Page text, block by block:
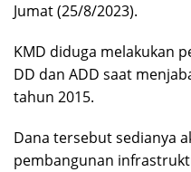
Jumat (25/8/2023).
KMD diduga melakukan
DD dan ADD saat
tahun 2015.
Dana tersebut sedianya
pembangunan